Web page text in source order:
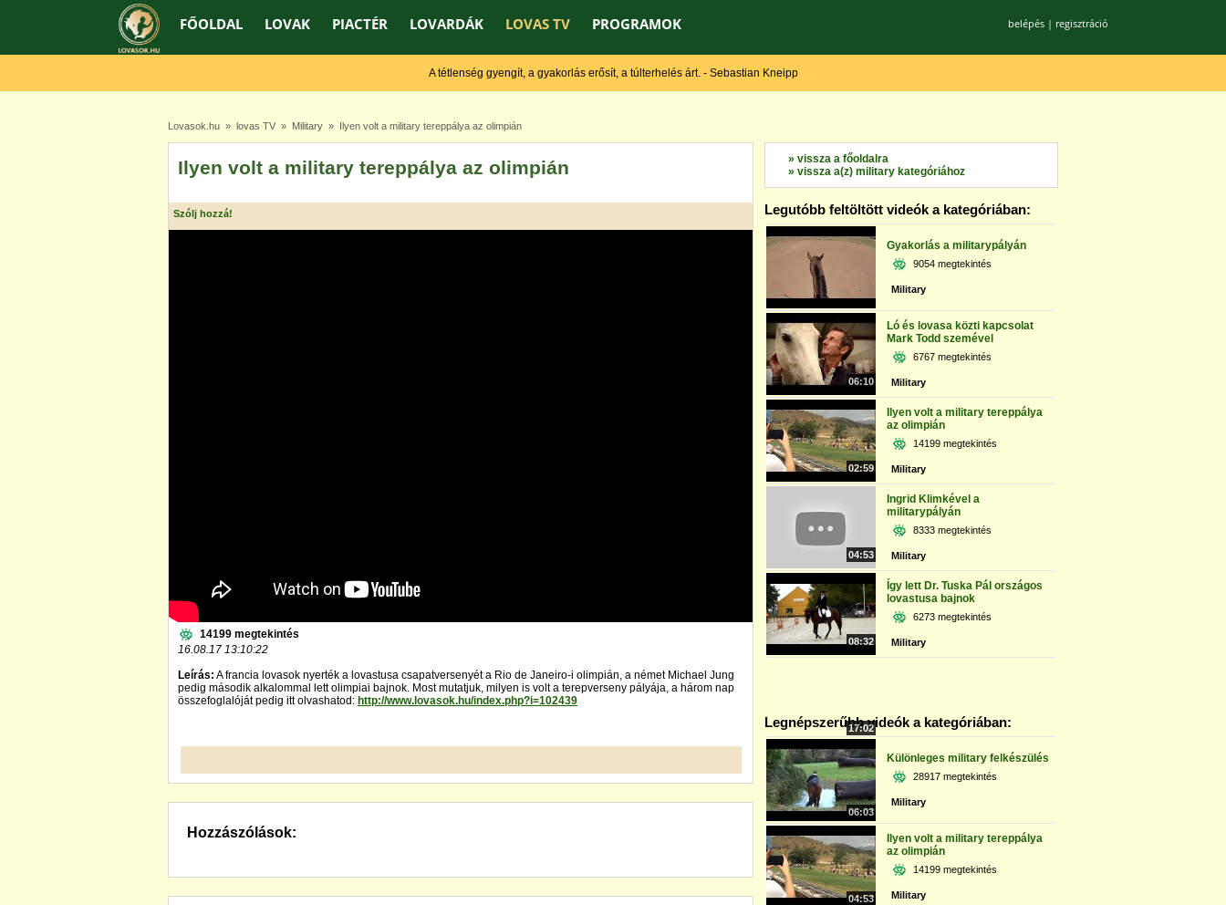
FŐOLDAL LOVAK PIACTÉR LOVARDÁK LOVAS TV PROGRAMOK belépés| regisztráció
A tétlenség gyengít, a gyakorlás erősít, a túlterhelés árt. - Sebastian Kneipp
Lovasok.hu » lovas TV » Military » Ilyen volt a military tereppálya az olimpián
Ilyen volt a military tereppálya az olimpián
Szólj hozzá!
14199 megtekintés
16.08.17 13:10:22
Leírás: A francia lovasok nyerték a lovastusa csapatversenyét a Rio de Janeiro-i olimpián, a német Michael Jung
pedig második alkalommal lett olimpiai bajnok. Most mutatjuk, milyen is volt a terepverseny pályája, a három nap
összefoglalóját pedig itt olvashatod: http://www.lovasok.hu/index.php?i=102439
Hozzászólások:
» vissza a főoldalra
» vissza a(z) military kategóriához
Legutóbb feltöltött videók a kategóriában:
06:10
Gyakorlás a militarypályán
9054 megtekintés
Military
02:59
Ló és lovasa közti kapcsolat
Mark Todd szemével
6767 megtekintés
Military
04:53
Ilyen volt a military tereppálya
az olimpián
14199 megtekintés
Military
08:32
Ingrid Klimkével a
militarypályán
8333 megtekintés
Military
17:02
Így lett Dr. Tuska Pál országos
lovastusa bajnok
6273 megtekintés
Military
Legnépszerűbb videók a kategóriában:
06:03
Különleges military felkészülés
28917 megtekintés
Military
04:53
Ilyen volt a military tereppálya
az olimpián
14199 megtekintés
Military